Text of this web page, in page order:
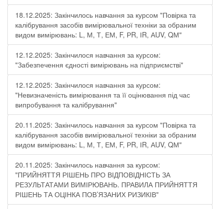
18.12.2025: Закінчилось навчання за курсом "Повірка та
калібрування засобів вимірювальної техніки за обраним
видом вимірювань: L, М, Т, ЕМ, F, РR, ІR, АUV, QМ"
12.12.2025: Закінчилося навчання за курсом:
"Забезпечення єдності вимірювань на підприємстві"
12.12.2025: Закінчилося навчання за курсом:
"Невизначеність вимірювання та її оцінювання під час
випробування та калібрування"
20.11.2025: Закінчилось навчання за курсом "Повірка та
калібрування засобів вимірювальної техніки за обраним
видом вимірювань: L, М, Т, ЕМ, F, РR, ІR, АUV, QМ"
20.11.2025: Закінчилось навчання за курсом:
"ПРИЙНЯТТЯ РІШЕНЬ ПРО ВІДПОВІДНІСТЬ ЗА
РЕЗУЛЬТАТАМИ ВИМІРЮВАНЬ. ПРАВИЛА ПРИЙНЯТТЯ
РІШЕНЬ ТА ОЦІНКА ПОВ’ЯЗАНИХ РИЗИКІВ"